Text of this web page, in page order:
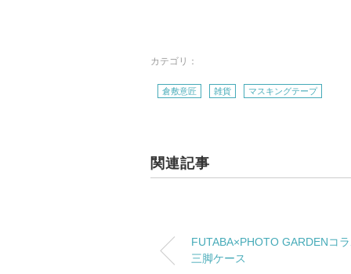
カテゴリ：
倉敷意匠 雑貨 マスキングテープ
関連記事
FUTABA×PHOTO GARDENコ
三脚ケース